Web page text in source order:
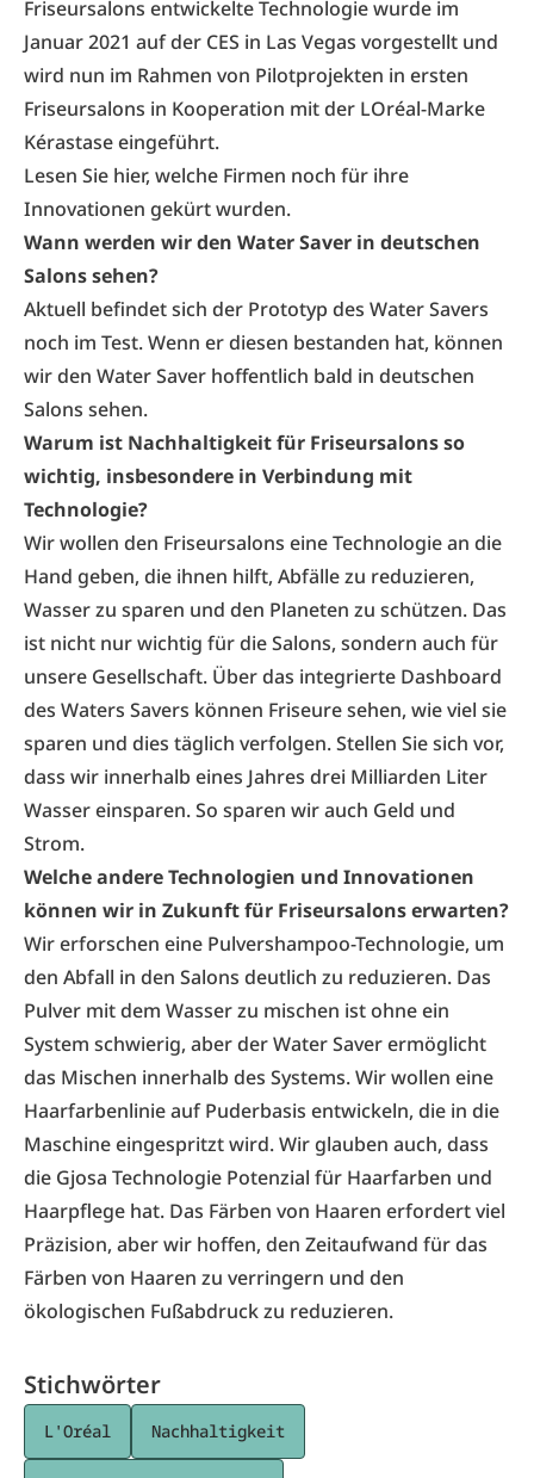
Friseursalons entwickelte Technologie wurde im
Januar 2021 auf der CES in Las Vegas vorgestellt und
wird nun im Rahmen von Pilotprojekten in ersten
Friseursalons in Kooperation mit der LOréal-Marke
Kérastase eingeführt.
Lesen Sie hier, welche Firmen noch für ihre
Innovationen gekürt wurden.
Wann werden wir den Water Saver in deutschen
Salons sehen?
Aktuell befindet sich der Prototyp des Water Savers
noch im Test. Wenn er diesen bestanden hat, können
wir den Water Saver hoffentlich bald in deutschen
Salons sehen.
Warum ist Nachhaltigkeit für Friseursalons so
wichtig, insbesondere in Verbindung mit
Technologie?
Wir wollen den Friseursalons eine Technologie an die
Hand geben, die ihnen hilft, Abfälle zu reduzieren,
Wasser zu sparen und den Planeten zu schützen. Das
ist nicht nur wichtig für die Salons, sondern auch für
unsere Gesellschaft. Über das integrierte Dashboard
des Waters Savers können Friseure sehen, wie viel sie
sparen und dies täglich verfolgen. Stellen Sie sich vor,
dass wir innerhalb eines Jahres drei Milliarden Liter
Wasser einsparen. So sparen wir auch Geld und
Strom.
Welche andere Technologien und Innovationen
können wir in Zukunft für Friseursalons erwarten?
Wir erforschen eine Pulvershampoo-Technologie, um
den Abfall in den Salons deutlich zu reduzieren. Das
Pulver mit dem Wasser zu mischen ist ohne ein
System schwierig, aber der Water Saver ermöglicht
das Mischen innerhalb des Systems. Wir wollen eine
Haarfarbenlinie auf Puderbasis entwickeln, die in die
Maschine eingespritzt wird. Wir glauben auch, dass
die Gjosa Technologie Potenzial für Haarfarben und
Haarpflege hat. Das Färben von Haaren erfordert viel
Präzision, aber wir hoffen, den Zeitaufwand für das
Färben von Haaren zu verringern und den
ökologischen Fußabdruck zu reduzieren.
Stichwörter
L'Oréal Nachhaltigkeit